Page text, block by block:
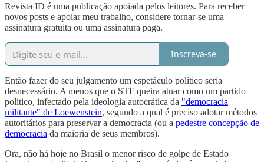
Revista ID é uma publicação apoiada pelos leitores. Para receber
novos posts e apoiar meu trabalho, considere tornar-se uma
assinatura gratuita ou uma assinatura paga.
Inscreva-se
Então fazer do seu julgamento um espetáculo político seria
desnecessário. A menos que o STF queira atuar como um partido
político, infectado pela ideologia autocrática da "democracia
militante" de Loewenstein, segundo a qual é preciso adotar métodos
autoritários para preservar a democracia (ou a pedestre concepção de
democracia da maioria de seus membros).
Ora, não há hoje no Brasil o menor risco de golpe de Estado